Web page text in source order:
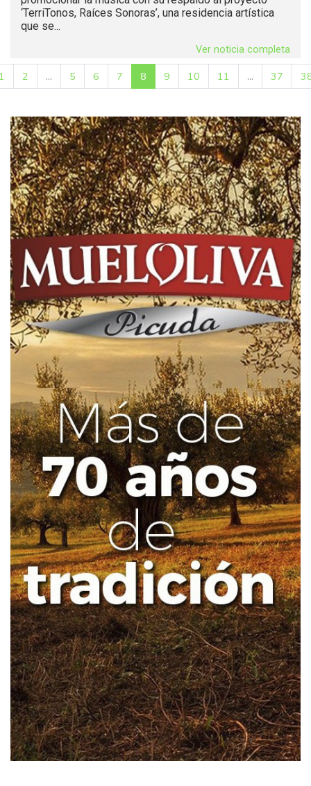
‘TerriTonos, Raíces Sonoras’, una residencia artística
que se...
Ver noticia completa
2 ... 5 6 7 8 9 10 11 ... 37